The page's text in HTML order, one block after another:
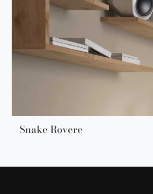
Snake Rovere